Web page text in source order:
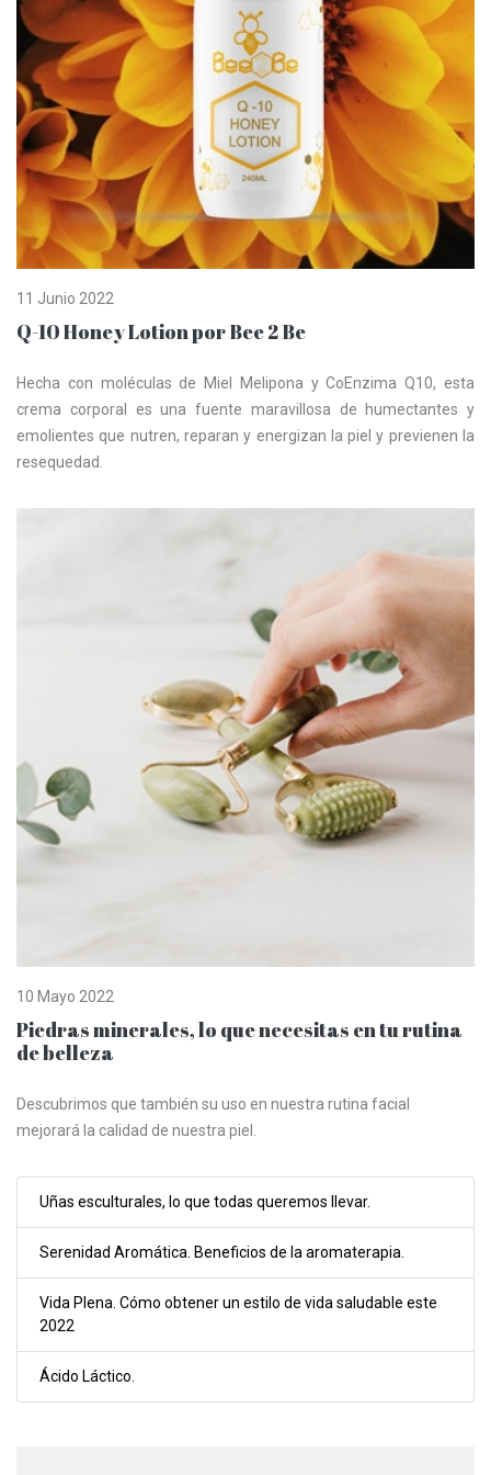
11 Junio 2022
Q-10 Honey Lotion por Bee 2 Be
Hecha con moléculas de Miel Melipona y CoEnzima Q10, esta
crema corporal es una fuente maravillosa de humectantes y
emolientes que nutren, reparan y energizan la piel y previenen la
resequedad.
10 Mayo 2022
Piedras minerales, lo que necesitas en tu rutina
de belleza
Descubrimos que también su uso en nuestra rutina facial
mejorará la calidad de nuestra piel.
Uñas esculturales, lo que todas queremos llevar.
Serenidad Aromática. Beneficios de la aromaterapia.
Vida Plena. Cómo obtener un estilo de vida saludable este
2022
Ácido Láctico.